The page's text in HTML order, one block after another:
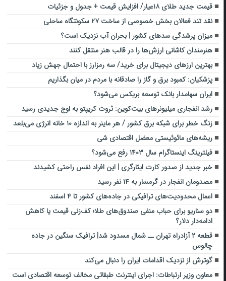
قیمت جدید طلای ۱۸عیار/ افزایش قیمت + جدول و جزئیات
نقد تند فعالان بخش خصوصی از ساخت ۲۷ سکونتگاه ساحلی
میزان پرشدگی سدهای کشور | بحران آب نزدیک است؟
هنرمندان کاشانی ارزش‌ها را در قالب هنر منتقل کنند
بهترین ارز‌های دیجیتال برای خرید/ سه رمزارز با احتمال جهش زیاد
پزشکیان: کمبود برق و گاز را صادقانه با مردم در میان بگذاریم
ایران سهامدار بانک توسعه بریکس می‌شود؟
رشد انفجاری میلیونرهای بیت‌کوین: ثروت کریپتو به اوج جدیدی رسید
زنگ خطر برای شبکه برق کشور / هر ماینر به اندازه ۱۰ خانه انرژی می‌بلعد
ریشه‌های مائوئیستی معضل اقتصادی شی
فیلترینگ اینستاگرام سال ۱۴۰۳ رفع می‌شود؟
خبر جدید از صدور کارت ایثارگری | این افراد نفس راحتی کشیدند
مصدومان انفجار در گرمسار به ۱۴ نفر رسید
اعمال محدودیت‌های ترافیکی در جاده‌های کشور تا ۴ اسفند
دو سناریو برای حباب منفی صندوق‌های طلا؛ کف‌زنی قیمت یا کاهش
ادامه‌دار دلار؟
قطعه ۲ آزادراه تهران ــ شمال مسدود شد| ترافیک سنگین در جاده
چالوس
گوترش از نزدیک اقدامات ایران را دنبال می‌کند
معاون وزیر ارتباطات: اجرای اینترنت طبقاتی مخالف توسعه اقتصادی است